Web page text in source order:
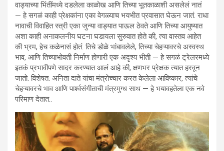
वाड्याच्या भिंतींमध्ये दडलेला काळोख आणि तिच्या भूतकाळाशी असलेलं नातं
— हे सगळं काही प्रेक्षकांना एका वेगळ्याच भयभीत प्रवासात घेऊन जातं. राधा
नावाची विवाहित स्त्री एका जुन्या वाड्यात पाऊल ठेवते आणि तिच्या आयुष्यात
अशा काही अनाकलनीय घटना घडायला सुरुवात होते की, त्या वास्तव आहेत
की भ्रम, हेच कळेनासं होतं. तिचे डोळे भांबावलेले, तिच्या चेहऱ्यावरचे अस्वस्थ
भाव, आणि तिच्याभोवती निर्माण होणारी एक अदृश्य भीती — हे सगळं ट्रेलरमध्ये
इतकं प्रभावीपणे सादर करण्यात आलं आहे की, क्षणभर प्रेक्षक त्यात हरवून
जातो. विशेषत: अनिता दाते यांचा मंत्रोच्चार करत केलेला आविष्कार, त्यांचे
चेहऱ्यावरचे भाव आणि पार्श्वसंगीताची मंत्रमुग्ध साथ — हे भयावहतेला एक नवे
परिमाण देतात..